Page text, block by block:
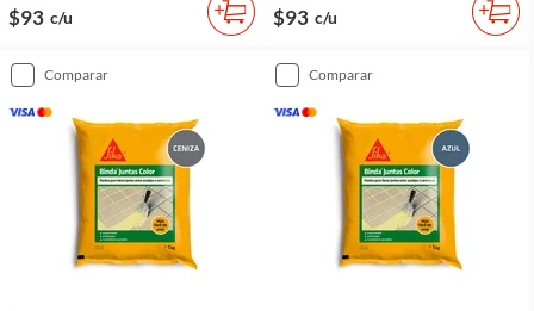
$93 c/u $93 c/u
comparar comparar